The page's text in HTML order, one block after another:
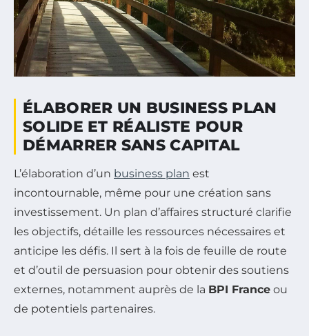
ÉLABORER UN BUSINESS PLAN
SOLIDE ET RÉALISTE POUR
DÉMARRER SANS CAPITAL
L’élaboration d’un business plan est
incontournable, même pour une création sans
investissement. Un plan d’affaires structuré clarifie
les objectifs, détaille les ressources nécessaires et
anticipe les défis. Il sert à la fois de feuille de route
et d’outil de persuasion pour obtenir des soutiens
externes, notamment auprès de la BPI France ou
de potentiels partenaires.